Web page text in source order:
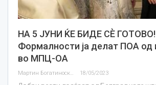
НА 5 ЈУНИ ЌЕ БИДЕ СЀ ГОТОВО!
Формалности ја делат ПОА од
во МПЦ-ОА
18/05/2023